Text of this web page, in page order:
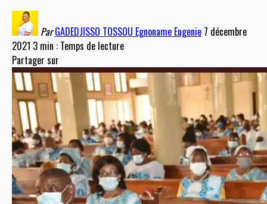
Par GADEDJISSO TOSSOU Egnoname Eugenie 7 décembre
2021 3 min : Temps de lecture
Partager sur